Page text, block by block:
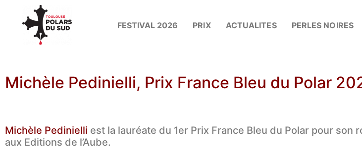
FESTIVAL 2026 PRIX ACTUALITES PERLES NOIRES
Michèle Pedinielli, Prix France Bleu du Polar
Michèle Pedinielli est la lauréate du 1er Prix France Bleu du Polar pour son
aux Editions de l’Aube.